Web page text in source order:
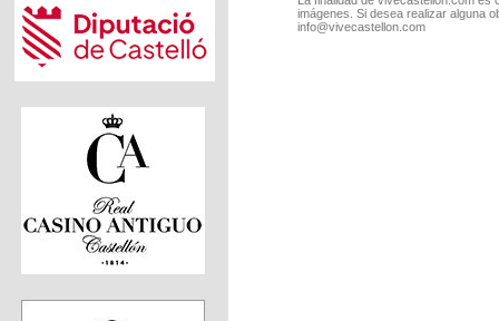
imágenes. Si desea realizar alguna
info@vivecastellon.com